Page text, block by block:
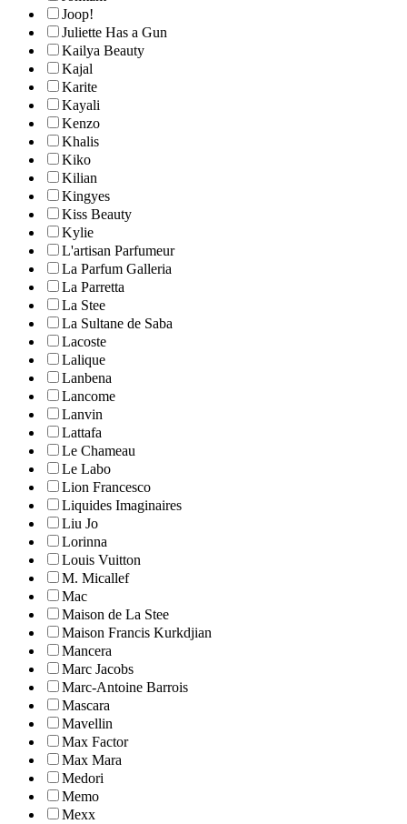
Joop!
Juliette Has a Gun
Kailya Beauty
Kajal
Karite
Kayali
Kenzo
Khalis
Kiko
Kilian
Kingyes
Kiss Beauty
Kylie
L'artisan Parfumeur
La Parfum Galleria
La Parretta
La Stee
La Sultane de Saba
Lacoste
Lalique
Lanbena
Lancome
Lanvin
Lattafa
Le Chameau
Le Labo
Lion Francesco
Liquides Imaginaires
Liu Jo
Lorinna
Louis Vuitton
M. Micallef
Mac
Maison de La Stee
Maison Francis Kurkdjian
Mancera
Marc Jacobs
Marc-Antoine Barrois
Mascara
Mavellin
Max Factor
Max Mara
Medori
Memo
Mexx